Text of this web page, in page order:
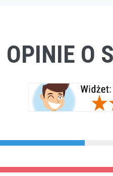
OPINIE O